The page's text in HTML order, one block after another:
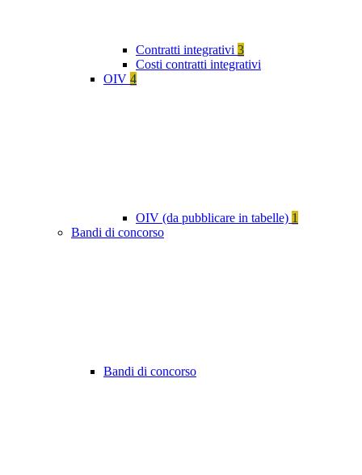
Contratti integrativi 3
Costi contratti integrativi
OIV 4
OIV (da pubblicare in tabelle) 1
Bandi di concorso
Bandi di concorso